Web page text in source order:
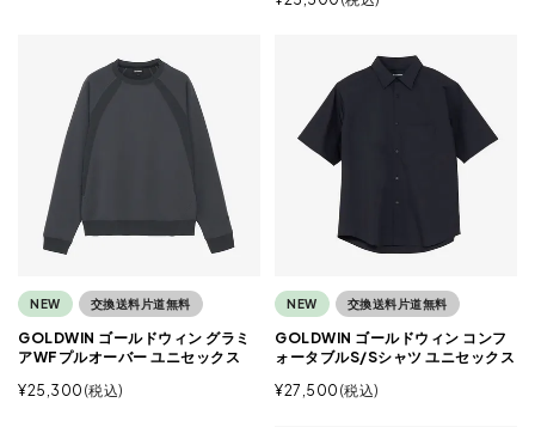
NEW 交換送料片道無料
GOLDWIN ゴールドウィン グラミ
アWFプルオーバー ユニセックス
¥25,300 税込
NEW 交換送料片道無料
GOLDWIN ゴールドウィン コンフ
ォータブルS/Sシャツ ユニセックス
¥27,500 税込